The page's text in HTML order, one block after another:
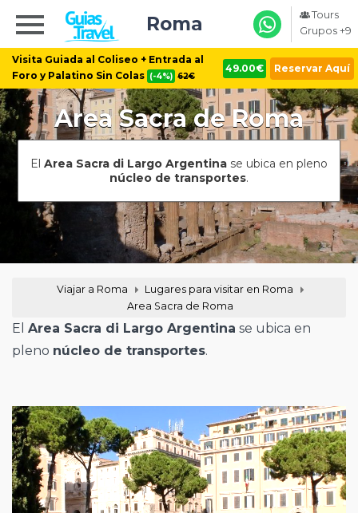
Visita Guiada al Coliseo + Entrada al
Foro y Palatino Sin Colas (-4%) 62€
49.00€ Reservar Aquí
Roma
Tours
Grupos +9
Area Sacra de Roma
El Area Sacra di Largo Argentina se ubica en pleno
núcleo de transportes.
Viajar a Roma
Lugares para visitar en Roma
Area Sacra de Roma
El Area Sacra di Largo Argentina se ubica en
pleno núcleo de transportes.